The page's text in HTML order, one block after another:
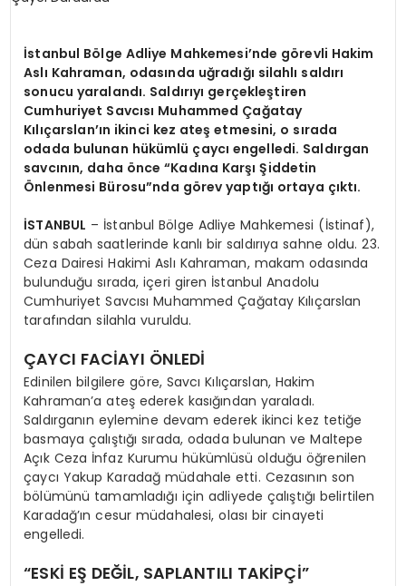
SAĞLIK
SPOR
İstanbul Bölge Adliye Mahkemesi’nde görevli Hakim
Aslı Kahraman, odasında uğradığı silahlı saldırı
sonucu yaralandı. Saldırıyı gerçekleştiren
Cumhuriyet Savcısı Muhammed Çağatay
Kılıçarslan’ın ikinci kez ateş etmesini, o sırada
odada bulunan hükümlü çaycı engelledi. Saldırgan
savcının, daha önce “Kadına Karşı Şiddetin
Önlenmesi Bürosu”nda görev yaptığı ortaya çıktı.
İSTANBUL – İstanbul Bölge Adliye Mahkemesi (İstinaf),
dün sabah saatlerinde kanlı bir saldırıya sahne oldu. 23.
Ceza Dairesi Hakimi Aslı Kahraman, makam odasında
bulunduğu sırada, içeri giren İstanbul Anadolu
Cumhuriyet Savcısı Muhammed Çağatay Kılıçarslan
tarafından silahla vuruldu.
ÇAYCI FACİAYI ÖNLEDİ
Edinilen bilgilere göre, Savcı Kılıçarslan, Hakim
Kahraman’a ateş ederek kasığından yaraladı.
Saldırganın eylemine devam ederek ikinci kez tetiğe
basmaya çalıştığı sırada, odada bulunan ve Maltepe
Açık Ceza İnfaz Kurumu hükümlüsü olduğu öğrenilen
çaycı Yakup Karadağ müdahale etti. Cezasının son
bölümünü tamamladığı için adliyede çalıştığı belirtilen
Karadağ’ın cesur müdahalesi, olası bir cinayeti
engelledi.
“ESKİ EŞ DEĞİL, SAPLANTILI TAKİPÇİ”